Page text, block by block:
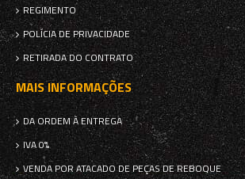
REGIMENTO
POLÍCIA DE PRIVACIDADE
RETIRADA DO CONTRATO
MAIS INFORMAÇÕES
DA ORDEM À ENTREGA
IVA 0%
VENDA POR ATACADO DE PEÇAS DE REBOQUE